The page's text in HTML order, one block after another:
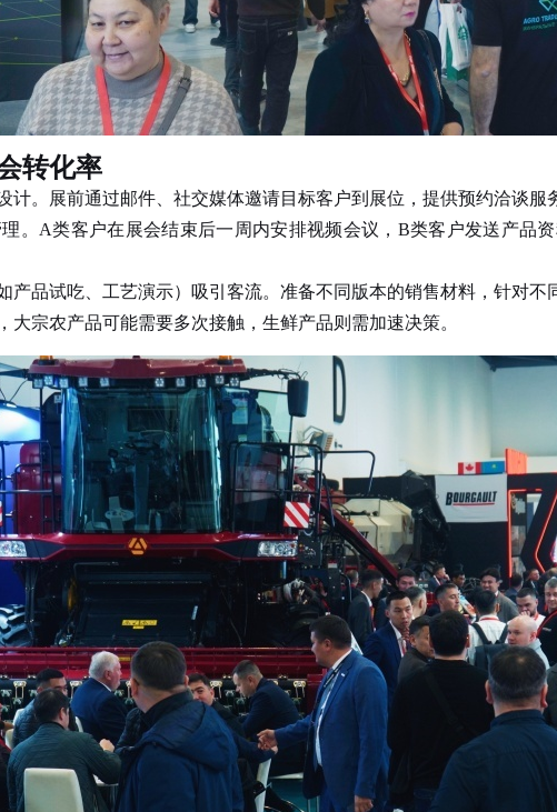
转化率
展前通过邮件、社交媒体邀请目标客户到展位，提供预约洽谈服
。A类客户在展会结束后一周内安排视频会议，B类客户发送产品
试吃、工艺演示）吸引客流。准备不同版本的销售材料，针对不
宗农产品可能需要多次接触，生鲜产品则需加速决策。